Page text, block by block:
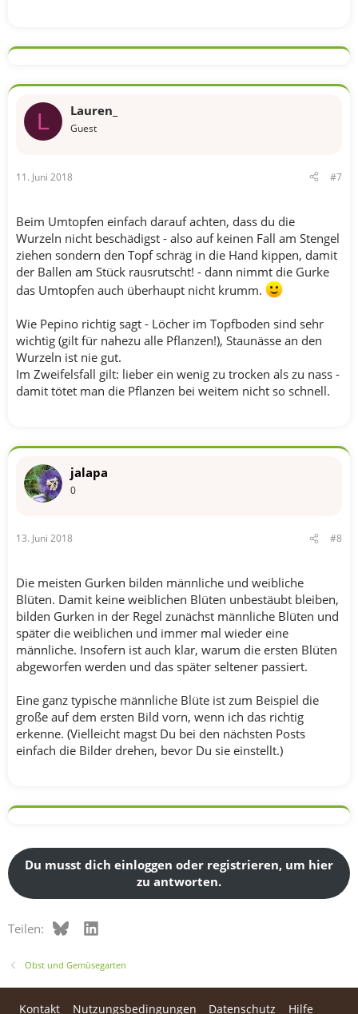
L Lauren_
Guest
11. Juni 2018 #7
Beim Umtopfen einfach darauf achten, dass du die
Wurzeln nicht beschädigst - also auf keinen Fall am Stengel
ziehen sondern den Topf schräg in die Hand kippen, damit
der Ballen am Stück rausrutscht! - dann nimmt die Gurke
das Umtopfen auch überhaupt nicht krumm.
Wie Pepino richtig sagt - Löcher im Topfboden sind sehr
wichtig (gilt für nahezu alle Pflanzen!), Staunässe an den
Wurzeln ist nie gut.
Im Zweifelsfall gilt: lieber ein wenig zu trocken als zu nass -
damit tötet man die Pflanzen bei weitem nicht so schnell.
jalapa
0
13. Juni 2018 #8
Die meisten Gurken bilden männliche und weibliche
Blüten. Damit keine weiblichen Blüten unbestäubt bleiben,
bilden Gurken in der Regel zunächst männliche Blüten und
später die weiblichen und immer mal wieder eine
männliche. Insofern ist auch klar, warum die ersten Blüten
abgeworfen werden und das später seltener passiert.
Eine ganz typische männliche Blüte ist zum Beispiel die
große auf dem ersten Bild vorn, wenn ich das richtig
erkenne. (Vielleicht magst Du bei den nächsten Posts
einfach die Bilder drehen, bevor Du sie einstellt.)
Du musst dich einloggen oder registrieren, um hier
zu antworten.
Teilen: BlueskyLinkedIn
Obst und Gemüsegarten
Kontakt Nutzungsbedingungen Datenschutz Hilfe